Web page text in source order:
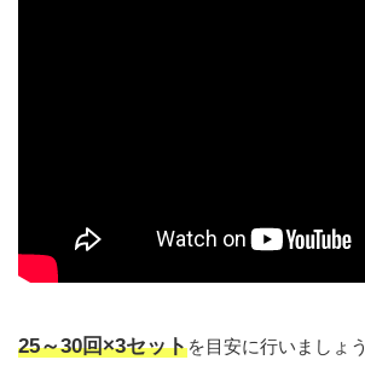
25～30回×3セットを目安に行いましょう